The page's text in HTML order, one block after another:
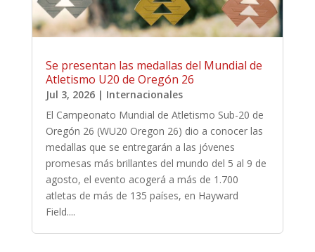
Se presentan las medallas del Mundial de
Atletismo U20 de Oregón 26
Jul 3, 2026| Internacionales
El Campeonato Mundial de Atletismo Sub-20 de
Oregón 26 (WU20 Oregon 26) dio a conocer las
medallas que se entregarán a las jóvenes
promesas más brillantes del mundo del 5 al 9 de
agosto, el evento acogerá a más de 1.700
atletas de más de 135 países, en Hayward
Field....